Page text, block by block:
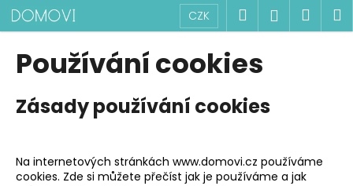
Přejít
na
obsah
CZK Hledat
Používání cookies
Zásady používání cookies
Na internetových stránkách www.domovi.cz používáme
cookies. Zde si můžete přečíst jak je používáme a jak
o
o
t